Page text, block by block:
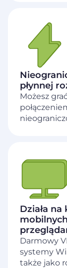
płynnej
Możesz
Działa
Darmowy
systemy
także jako